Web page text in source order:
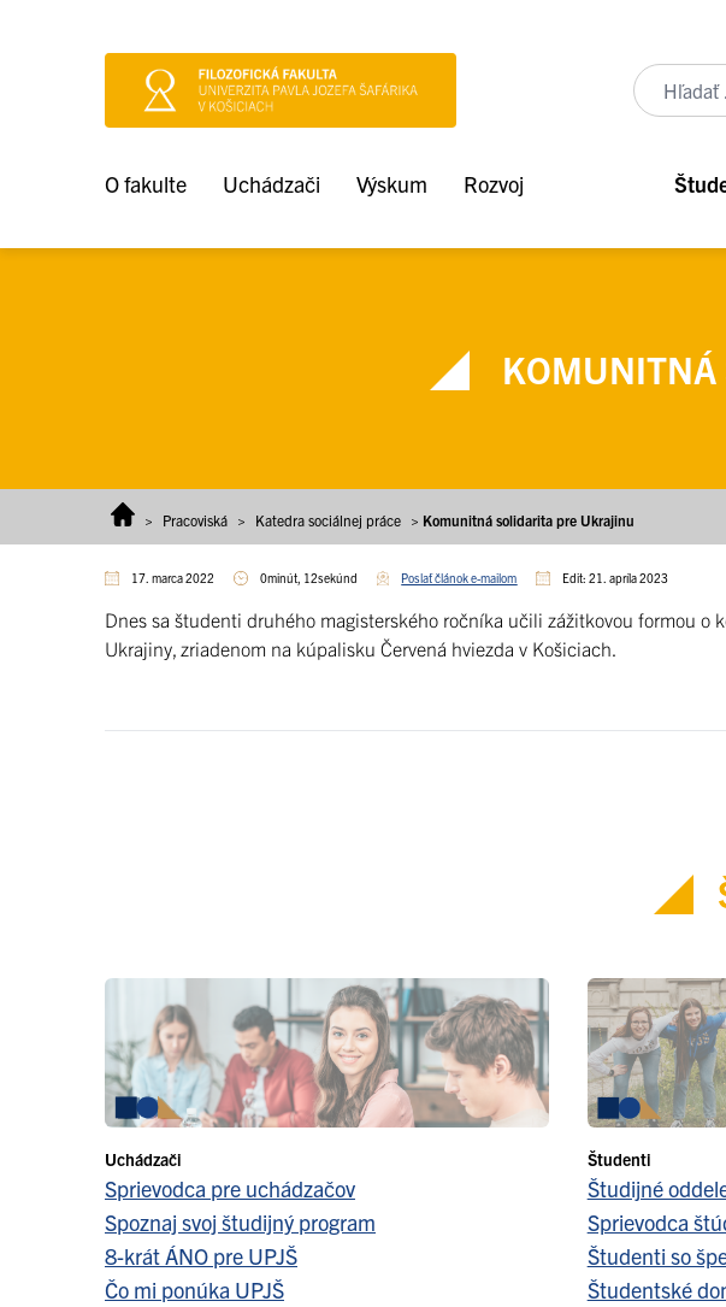
O fakulte Uchádzači Výskum Rozvoj
KOMUNITNÁ
> Pracoviská > Katedra sociálnej práce > Komunitná solidarita pre Ukrajinu
17. marca 2022 0minút, 12sekúnd Poslať článok e-mailom Edit: 21. apríla 2023
Dnes sa študenti druhého magisterského ročníka učili zážitkovou formou
Ukrajiny, zriadenom na kúpalisku Červená hviezda v Košiciach.
Uchádzači
Sprievodca pre uchádzačov
Spoznaj svoj študijný program
8-krát ÁNO pre UPJŠ
Čo mi ponúka UPJŠ
Študenti
Študijné
Sprievodca
Študenti so
Študentské